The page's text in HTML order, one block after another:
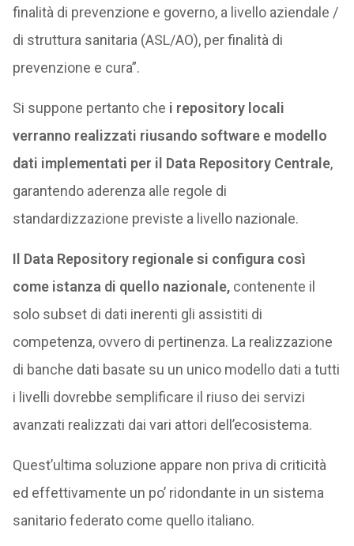
finalità di prevenzione e governo, a livello aziendale /
di struttura sanitaria (ASL/AO), per finalità di
prevenzione e cura”.
Si suppone pertanto che i repository locali
verranno realizzati riusando software e modello
dati implementati per il Data Repository Centrale,
garantendo aderenza alle regole di
standardizzazione previste a livello nazionale.
Il Data Repository regionale si configura così
come istanza di quello nazionale,contenente il
solo subset di dati inerenti gli assistiti di
competenza, ovvero di pertinenza. La realizzazione
di banche dati basate su un unico modello dati a tutti
i livelli dovrebbe semplificare il riuso dei servizi
avanzati realizzati dai vari attori dell’ecosistema.
Quest’ultima soluzione appare non priva di criticità
ed effettivamente un po’ ridondante in un sistema
sanitario federato come quello italiano.